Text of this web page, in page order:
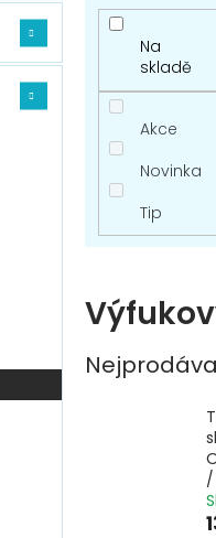
/
Na
skladě
Akce
Novinka
Tip